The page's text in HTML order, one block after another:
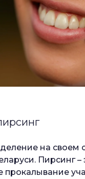
на своем
Пирсинг –
прокалывание